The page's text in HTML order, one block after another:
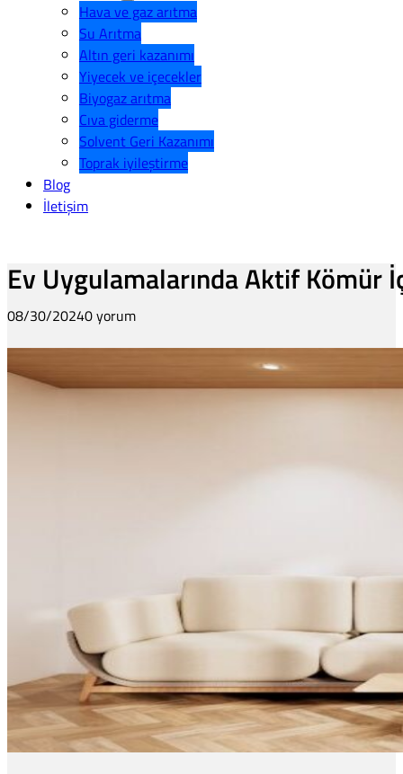
Hava ve gaz arıtma
Su Arıtma
Altın geri kazanımı
Yiyecek ve içecekler
Biyogaz arıtma
Cıva giderme
Solvent Geri Kazanımı
Toprak iyileştirme
Blog
İletişim
Ev Uygulamalarında Aktif Kömür
08/30/20240 yorum